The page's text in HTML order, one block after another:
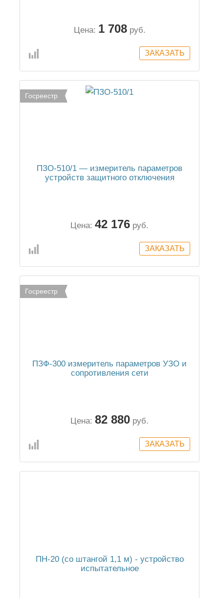
Цена: 1 708 руб.
Госреестр
ПЗО-510/1 — измеритель параметров
устройств защитного отключения
Цена: 42 176 руб.
Госреестр
ПЗФ-300 измеритель параметров УЗО и
сопротивления сети
Цена: 82 880 руб.
ПН-20 (со штангой 1,1 м) - устройство
испытательное